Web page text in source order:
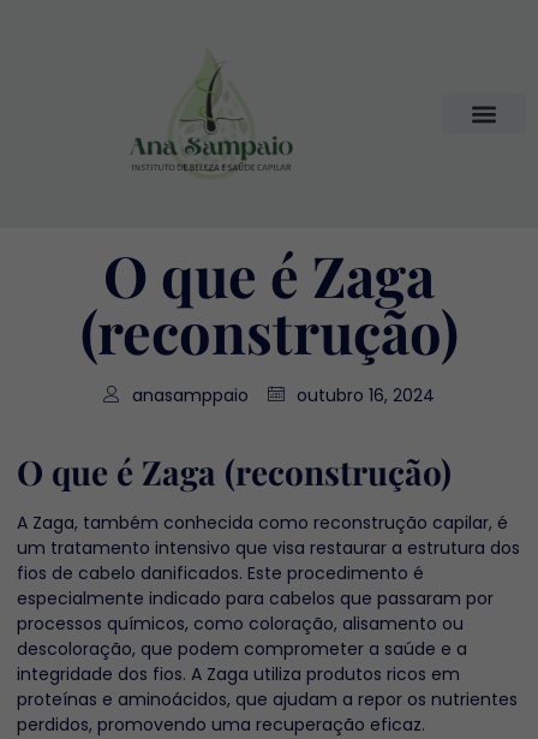
O que é Zaga
(reconstrução)
anasamppaio outubro 16, 2024
O que é Zaga (reconstrução)
A Zaga, também conhecida como reconstrução capilar, é
um tratamento intensivo que visa restaurar a estrutura dos
fios de cabelo danificados. Este procedimento é
especialmente indicado para cabelos que passaram por
processos químicos, como coloração, alisamento ou
descoloração, que podem comprometer a saúde e a
integridade dos fios. A Zaga utiliza produtos ricos em
proteínas e aminoácidos, que ajudam a repor os nutrientes
perdidos, promovendo uma recuperação eficaz.